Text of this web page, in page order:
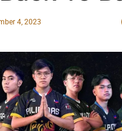
4, 2023